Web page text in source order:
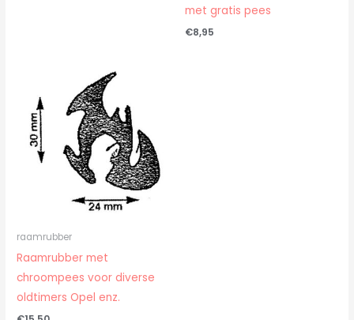
met gratis pees
€8,95
raamrubber
Raamrubber met
chroompees voor diverse
oldtimers Opel enz.